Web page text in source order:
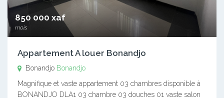
850 000 xaf
mois
Appartement A louer Bonandjo
Bonandjo Bonandjo
Magnifique et vaste appartement 03 chambres disponible à
BONANDJO DLA1 03 chambre 03 douches 01 vaste salon